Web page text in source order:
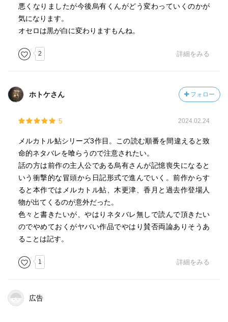
悪くなりましたが今後烏有くんがどう変わっていくのかが
気になります。
オセロは黒が白に変わりますもんね。
2 詳細をみる
ホトケさん フォロー
5 2024.02.24
メルカトル鮎シリーズ3作目。この読む順番を間違えると致
命的ネタバレを喰らうので注意されたい。
話の方は前作の主人公である烏有さんが記憶喪失になると
いう衝撃的な冒頭から日記形式で進んでいく。前作からす
ると本作ではメルカトル鮎、木更津、香月と過去作登場人
物が出てくるのが意外だった。
色々と書きたいが、やはりネタバレ無しで読んで頂きたい
のでやめておくがヤバい作品でやはり賛否両論ありそうあ
ることは記す。
1 詳細をみる
広告